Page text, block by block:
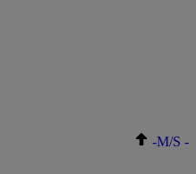
-M/S -